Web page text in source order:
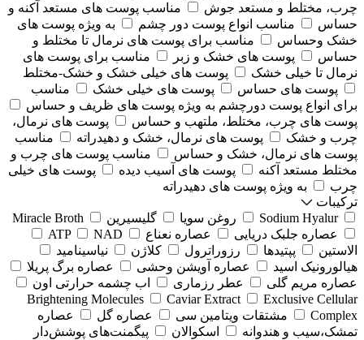
چرب، مختلط و مستعد جوش
مناسب پوست های مستعد آکنه و
حساس
مناسب انواع پوست دور چشم
به ویژه پوست های
خشک وحساس
مناسب برای پوست های نرمال تا مختلط و
حساس
پوست های خشک و زبر
مناسب برای پوست های
نرمال تا خیلی خشک
پوست های خیلی خشک و خشک-مختلط
پوست های حساس
پوست های خیلی خشک
مناسب
برای انواع پوست دورچشم به ویژه پوست های ظریف و حساس
پوست های چرب، مختلط، ملتهب و حساس
پوست های نرمال،
چرب و خشک
پوست های نرمال، خشک و دهیدراته
مناسب
پوست های نرمال، خشک و حساس
مناسب پوست های چرب و
مختلط مستعد آکنه
پوست های آسیب دیده
پوست های خیلی
چرب
به ویژه پوست های دهیدراته
ترکیبات
Sodium Hyalur
روغن سویا گلیسیرین
Miracle Broth
عصاره جلبک دریایی
عصاره نعناع ATP
NAD
الاستین
پپتیدها رزوراترول کلاژن
⁠نیاسینامید
هیالورونیک اسید
عصاره آویشن وحشی
عصاره برگ پریلا
عصاره مریم گلی
عطر رزماری
اب چشمه حرارتی اون
Brightening Molecules
Caviar Extract
Exclusive Cellular
Complex
مشتقات ویتامین سی عصاره گل
عصاره
تمشک،سیب و هندوانه
اسکوالان
پیگمنت‌های پوشش‌دار